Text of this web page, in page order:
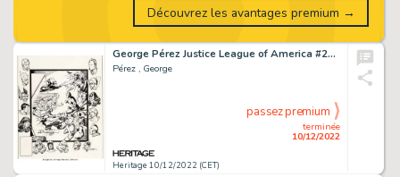
George Pérez Justice League of America #207 JSA Cover Original Art (DC, 1982)....
Pérez , George
Heritage 10/12/2022 (CET)
terminée
10/12/2022
passez premium
Découvrez les avantages premium →